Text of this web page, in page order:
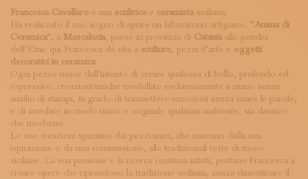
LOGIN
Francesca Cavallaro è una scultrice e ceramistasiciliana.
Ha realizzato il suo sogno di aprire un laboratorio artigiano, “Anima di
Ceramica”, a Mascalucia, paese in provincia di Catania alle pendici
dell’Etna: qui Francesca dà vita a sculture, pezzi d’arte e oggetti
decorativi in ceramica.
Ogni pezzo nasce dall’intento di creare qualcosa di bello, profondo ed
espressivo: creazioni uniche modellate esclusivamente a mano senza
ausilio di stampi, in grado di trasmettere emozioni senza usare le parole,
e di arredare in modo unico e originale qualsiasi ambiente, sia classico
che moderno.
Le sue creazioni spaziano dai pezzi unici, che nascono dalla sua
ispirazione o da una commissione, alle tradizionali teste di moro
siciliane. La sua passione e la ricerca continua infatti, portano Francesca a
creare opere che riprendono la tradizione siciliana, senza dimenticare il